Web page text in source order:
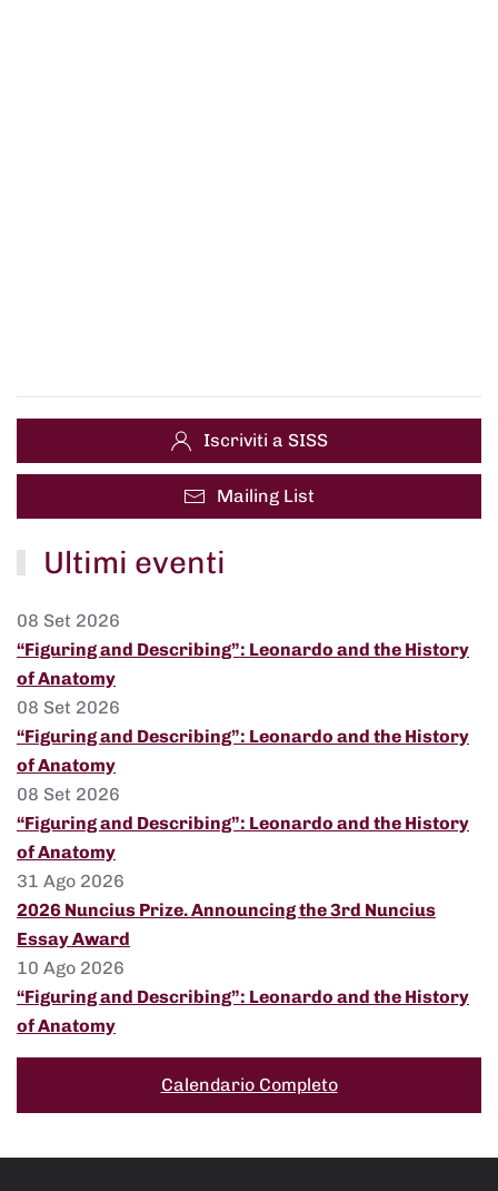
Iscriviti a SISS
Mailing List
Ultimi eventi
08 Set 2026
“Figuring and Describing”: Leonardo and the History
of Anatomy
08 Set 2026
“Figuring and Describing”: Leonardo and the History
of Anatomy
08 Set 2026
“Figuring and Describing”: Leonardo and the History
of Anatomy
31 Ago 2026
2026 Nuncius Prize. Announcing the 3rd Nuncius
Essay Award
10 Ago 2026
“Figuring and Describing”: Leonardo and the History
of Anatomy
Calendario Completo